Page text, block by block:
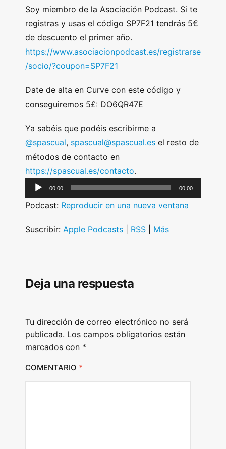
Soy miembro de la Asociación Podcast. Si te
registras y usas el código SP7F21 tendrás 5€
de descuento el primer año.
https://www.asociacionpodcast.es/registrarse
/socio/?coupon=SP7F21
Date de alta en Curve con este código y
conseguiremos 5£: DO6QR47E
Ya sabéis que podéis escribirme a
@spascual, spascual@spascual.es el resto de
métodos de contacto en
https://spascual.es/contacto.
u
i
a
r
00:00 00:00
Podcast: Reproducir en una nueva ventana
Suscribir: Apple Podcasts RSS Más
Deja una respuesta
Tu dirección de correo electrónico no será
publicada. Los campos obligatorios están
marcados con *
COMENTARIO *